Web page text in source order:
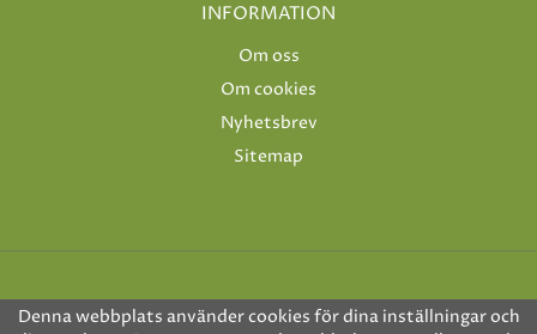
INFORMATION
Om oss
Om cookies
Nyhetsbrev
Sitemap
Denna webbplats använder cookies för dina inställningar och